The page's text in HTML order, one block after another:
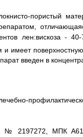
пористый
лен:вискоза -
имеет
введен в
№ 2197272, МПК